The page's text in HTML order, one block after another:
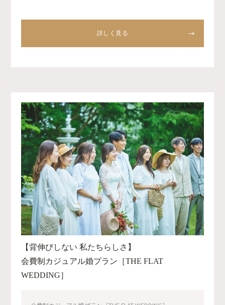
詳しく見る
【背伸びしない 私たちらしさ】
会費制カジュアル婚プラン［THE FLAT
WEDDING］